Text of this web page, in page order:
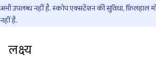
अभी उपलब्ध नहीं है. स्कोप एक्सटेंशन की सुविधा, फ़िलहाल
नहीं है.
लक्ष्य